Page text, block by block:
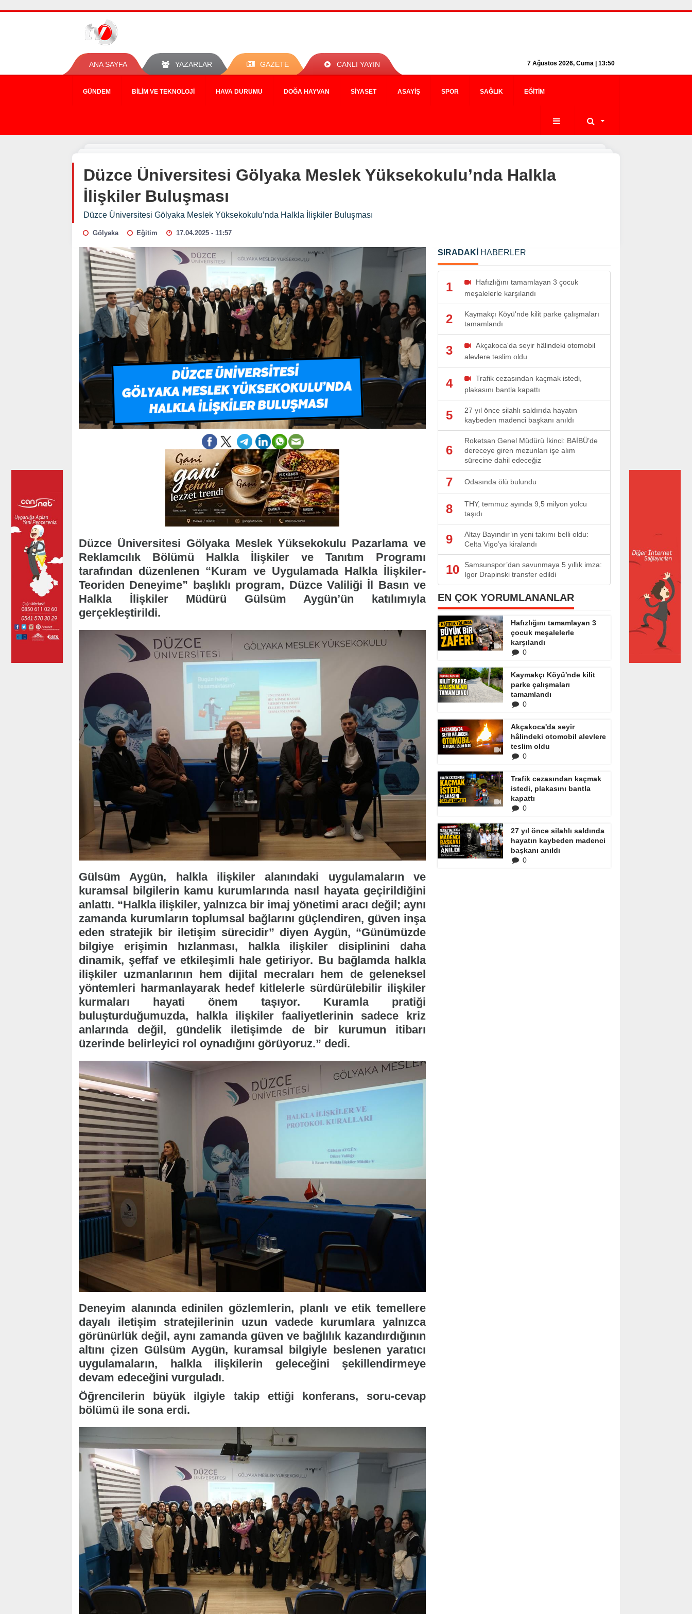
ANA SAYFA YAZARLAR GAZETE CANLI YAYIN 7 Ağustos 2026, Cuma | 13:50
GÜNDEM BILIM VE TEKNOLOJI HAVA DURUMU DOĞA HAYVAN SIYASET ASAYIŞ SPOR SAĞLIK EĞITIM
Düzce Üniversitesi Gölyaka Meslek Yüksekokulu’nda Halkla
İlişkiler Buluşması
Düzce Üniversitesi Gölyaka Meslek Yüksekokulu’nda Halkla İlişkiler Buluşması
Gölyaka Eğitim 17.04.2025 - 11:57
Düzce Üniversitesi Gölyaka Meslek Yüksekokulu Pazarlama ve
Reklamcılık Bölümü Halkla İlişkiler ve Tanıtım Programı
tarafından düzenlenen “Kuram ve Uygulamada Halkla İlişkiler-
Teoriden Deneyime” başlıklı program, Düzce Valiliği İl Basın ve
Halkla İlişkiler Müdürü Gülsüm Aygün’ün katılımıyla
gerçekleştirildi.
Gülsüm Aygün, halkla ilişkiler alanındaki uygulamaların ve
kuramsal bilgilerin kamu kurumlarında nasıl hayata geçirildiğini
anlattı. “Halkla ilişkiler, yalnızca bir imaj yönetimi aracı değil; aynı
zamanda kurumların toplumsal bağlarını güçlendiren, güven inşa
eden stratejik bir iletişim sürecidir” diyen Aygün, “Günümüzde
bilgiye erişimin hızlanması, halkla ilişkiler disiplinini daha
dinamik, şeffaf ve etkileşimli hale getiriyor. Bu bağlamda halkla
ilişkiler uzmanlarının hem dijital mecraları hem de geleneksel
yöntemleri harmanlayarak hedef kitlelerle sürdürülebilir ilişkiler
kurmaları hayati önem taşıyor. Kuramla pratiği
buluşturduğumuzda, halkla ilişkiler faaliyetlerinin sadece kriz
anlarında değil, gündelik iletişimde de bir kurumun itibarı
üzerinde belirleyici rol oynadığını görüyoruz.” dedi.
Deneyim alanında edinilen gözlemlerin, planlı ve etik temellere
dayalı iletişim stratejilerinin uzun vadede kurumlara yalnızca
görünürlük değil, aynı zamanda güven ve bağlılık kazandırdığının
altını çizen Gülsüm Aygün, kuramsal bilgiyle beslenen yaratıcı
uygulamaların, halkla ilişkilerin geleceğini şekillendirmeye
devam edeceğini vurguladı.
Öğrencilerin büyük ilgiyle takip ettiği konferans, soru-cevap
bölümü ile sona erdi.
SIRADAKİ HABERLER
1
Hafızlığını tamamlayan 3 çocuk
meşalelerle karşılandı
2
Kaymakçı Köyü'nde kilit parke çalışmaları
tamamlandı
3
Akçakoca'da seyir hâlindeki otomobil
alevlere teslim oldu
4
Trafik cezasından kaçmak istedi,
plakasını bantla kapattı
5
27 yıl önce silahlı saldırıda hayatın
kaybeden madenci başkanı anıldı
6
Roketsan Genel Müdürü İkinci: BAİBÜ’de
dereceye giren mezunları işe alım
sürecine dahil edeceğiz
7 Odasında ölü bulundu
8
THY, temmuz ayında 9,5 milyon yolcu
taşıdı
9
Altay Bayındır’ın yeni takımı belli oldu:
Celta Vigo’ya kiralandı
10
Samsunspor’dan savunmaya 5 yıllık imza:
Igor Drapinski transfer edildi
EN ÇOK YORUMLANANLAR
Hafızlığını tamamlayan 3
çocuk meşalelerle
karşılandı
0
Kaymakçı Köyü'nde kilit
parke çalışmaları
tamamlandı
0
Akçakoca'da seyir
hâlindeki otomobil alevlere
teslim oldu
0
Trafik cezasından kaçmak
istedi, plakasını bantla
kapattı
0
27 yıl önce silahlı saldırıda
hayatın kaybeden madenci
başkanı anıldı
0